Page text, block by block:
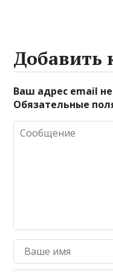
Добавить
Ваш адрес email
Обязательные